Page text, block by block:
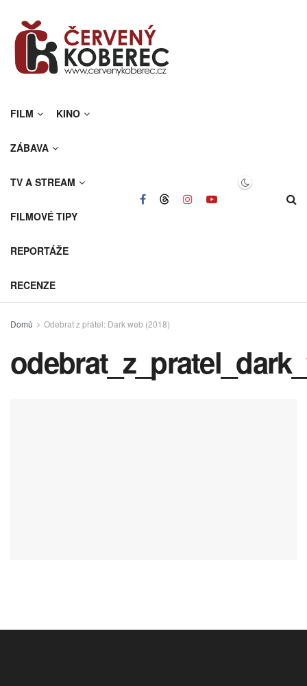
FILM KINO
ZÁBAVA
TV A STREAM
FILMOVÉ TIPY
REPORTÁŽE
RECENZE
Domů Odebrat z přátel: Dark web (2018)